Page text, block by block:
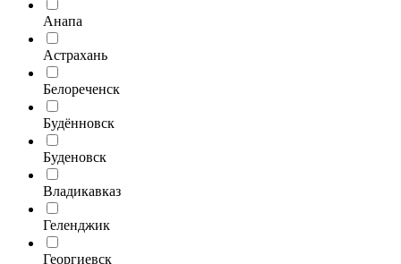
Анапа
Астрахань
Белореченск
Будённовск
Буденовск
Владикавказ
Геленджик
Георгиевск